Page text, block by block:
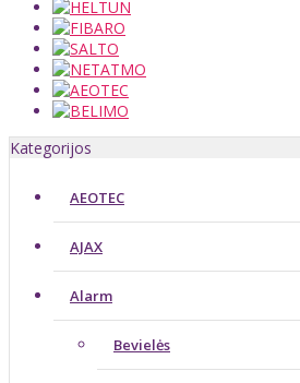
Kategorijos
AEOTEC
AJAX
Alarm
Bevielės